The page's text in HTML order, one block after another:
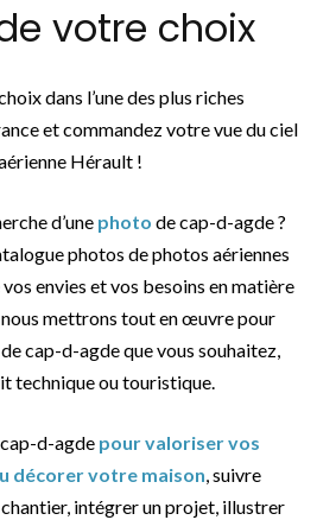
votre choix
dans l’une des plus riches
et commandez votre vue du ciel
Hérault !
d’une photo de cap-d-agde ?
photos de photos aériennes
envies et vos besoins en matière
nous mettrons tout en œuvre pour
de cap-d-agde que vous souhaitez,
technique ou touristique.
d-agde pour valoriser vos
décorer votre maison, suivre
chantier, intégrer un projet, illustrer